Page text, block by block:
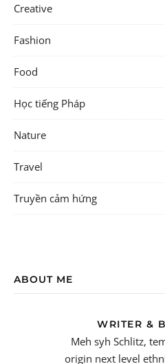
Creative
Fashion
Food
Học tiếng Pháp
Nature
Travel
Truyền cảm hứng
ABOUT ME
WRITER &
Meh syh Schlitz,
origin next level